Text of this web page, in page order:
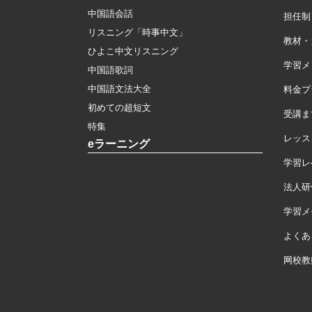
中国語会話
リスニング「時事中文」
ひよこ中文リスニング
中国語歌詞
中国語文法大全
初めての超短文
特集
eラーニング
担任
教材
学習
料金
受講
レッ
学習
法人
学習
よく
网校